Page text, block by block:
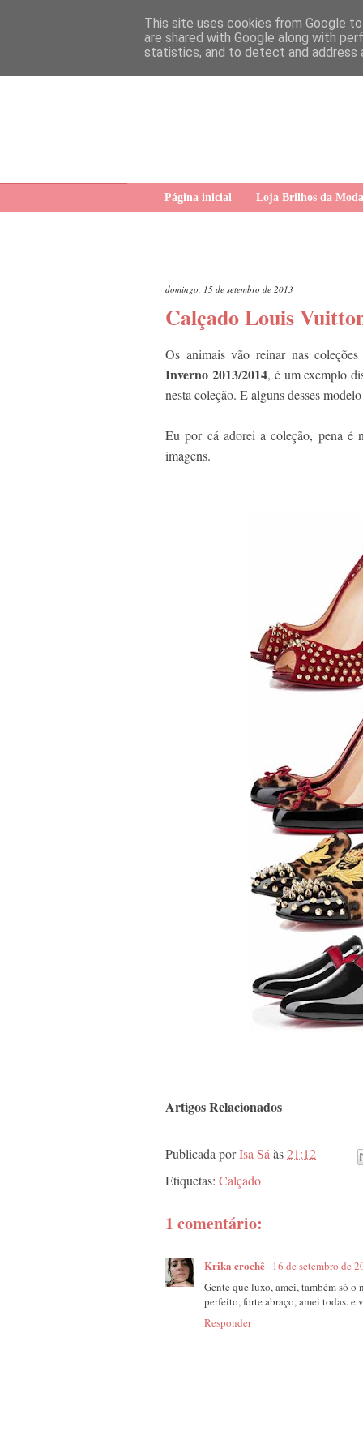
Página inicial Loja Brilhos da Moda
domingo, 15 de setembro de 2013
Calçado Louis
Os animais vão reinar nas
Inverno 2013/2014, é um exemplo
nesta coleção. E alguns desses
Eu por cá adorei a coleção, pena é
imagens.
Artigos Relacionados
Publicada porIsa Sá às21:12
Etiquetas: Calçado
1 comentário:
Krika crochê
16 de setembro de
Gente que luxo, amei, também só
perfeito, forte abraço, amei todas. e
Responder
This site uses cookies from Google
are shared with Google along with
statistics, and to detect and address